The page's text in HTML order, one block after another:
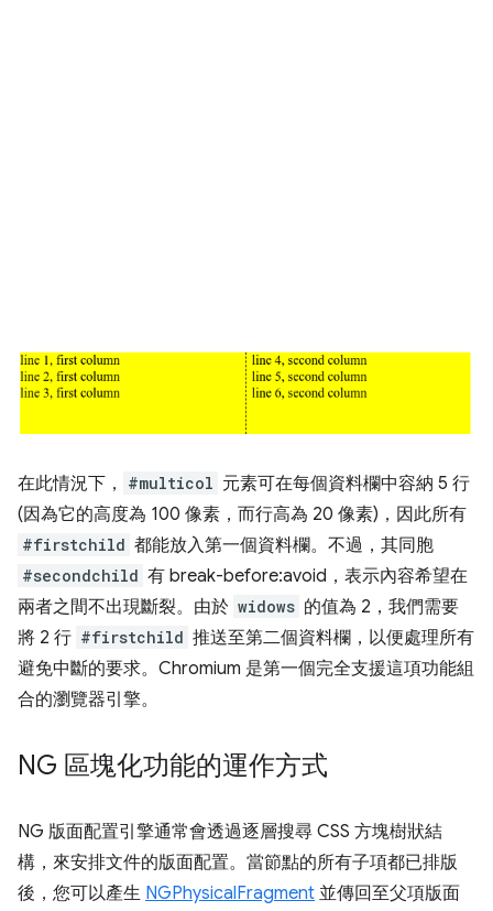
在此情況下， #multicol 元素可在每個資料欄中容納 5 行
(因為它的高度為 100 像素，而行高為 20 像素)，因此所有
#firstchild 都能放入第一個資料欄。不過，其同胞
#secondchild 有 break-before:avoid，表示內容希望在
兩者之間不出現斷裂。由於 widows 的值為 2，我們需要
將 2 行 #firstchild 推送至第二個資料欄，以便處理所有
避免中斷的要求。Chromium 是第一個完全支援這項功能組
合的瀏覽器引擎。
NG 區塊化功能的運作方式
NG 版面配置引擎通常會透過逐層搜尋 CSS 方塊樹狀結
構，來安排文件的版面配置。當節點的所有子項都已排版
後，您可以產生 NGPhysicalFragment 並傳回至父項版面